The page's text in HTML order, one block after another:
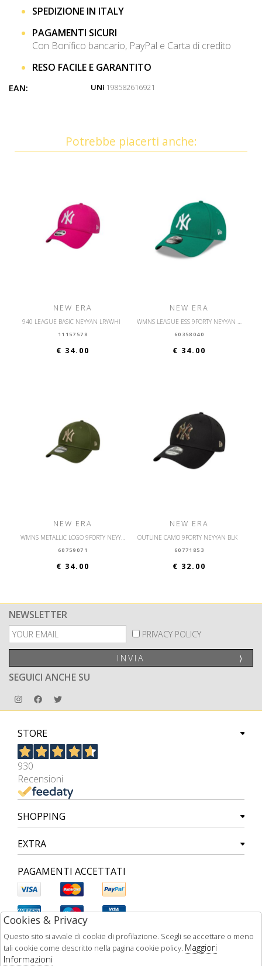
SPEDIZIONE IN ITALY
PAGAMENTI SICURI
Con Bonifico bancario, PayPal e Carta di credito
RESO FACILE E GARANTITO
EAN: UNI: 198582616921
Potrebbe piacerti anche:
NEW ERA
940 LEAGUE BASIC NEYYAN LRYWHI
11157578
€ 34.00
NEW ERA
WMNS LEAGUE ESS 9FORTY NEYYAN KGRWHI
60358040
€ 34.00
NEW ERA
WMNS METALLIC LOGO 9FORTY NEYYAN BLKIPU
60759071
€ 34.00
NEW ERA
OUTLINE CAMO 9FORTY NEYYAN BLK
60771853
€ 32.00
NEWSLETTER
PRIVACY POLICY
INVIA ⟩
SEGUICI ANCHE SU
STORE
930
Recensioni
SHOPPING
EXTRA
PAGAMENTI ACCETTATI
Cookies & Privacy
Questo sito si avvale di cookie di profilazione. Scegli se accettare o meno
tali cookie come descritto nella pagina cookie policy. Maggiori
Informazioni